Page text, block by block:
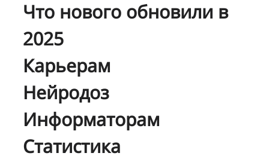
Что нового обновили в
2025
Карьерам
Нейродоз
Информаторам
Статистика